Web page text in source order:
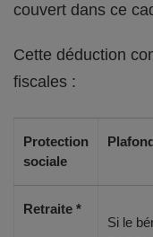
couvert dans ce
Cette déduction
fiscales :
Protection
sociale
Retraite *
Si le